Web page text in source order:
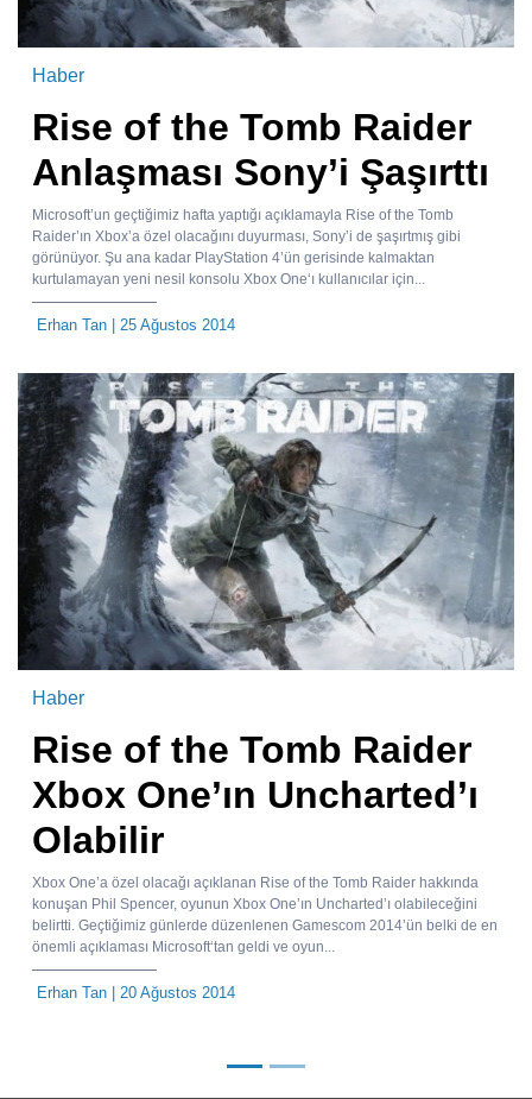
Haber
Rise of the Tomb Raider
Anlaşması Sony’i Şaşırttı
Microsoft’un geçtiğimiz hafta yaptığı açıklamayla Rise of the Tomb
Raider’ın Xbox’a özel olacağını duyurması, Sony’i de şaşırtmış gibi
görünüyor. Şu ana kadar PlayStation 4’ün gerisinde kalmaktan
kurtulamayan yeni nesil konsolu Xbox One‘ı kullanıcılar için...
Erhan Tan | 25 Ağustos 2014
Haber
Rise of the Tomb Raider
Xbox One’ın Uncharted’ı
Olabilir
Xbox One’a özel olacağı açıklanan Rise of the Tomb Raider hakkında
konuşan Phil Spencer, oyunun Xbox One’ın Uncharted’ı olabileceğini
belirtti. Geçtiğimiz günlerde düzenlenen Gamescom 2014’ün belki de en
önemli açıklaması Microsoft‘tan geldi ve oyun...
Erhan Tan | 20 Ağustos 2014